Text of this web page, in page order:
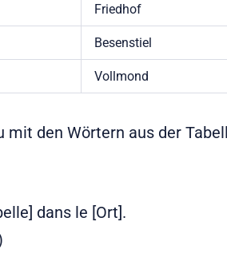
Friedhof
Besenstiel
Vollmond
mit den Wörtern aus der
dans le [Ort].